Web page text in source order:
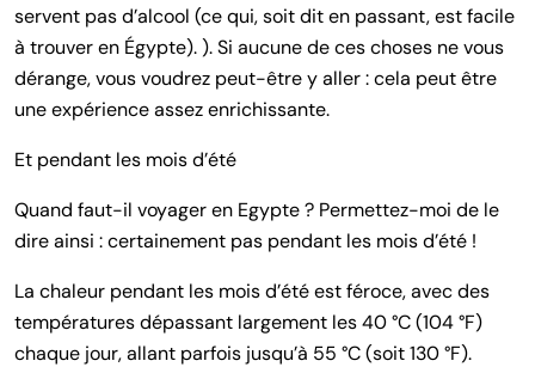
servent pas d’alcool (ce qui, soit dit en passant, est facile
à trouver en Égypte). ). Si aucune de ces choses ne vous
dérange, vous voudrez peut-être y aller : cela peut être
une expérience assez enrichissante.
Et pendant les mois d’été
Quand faut-il voyager en Egypte ? Permettez-moi de le
dire ainsi : certainement pas pendant les mois d’été !
La chaleur pendant les mois d’été est féroce, avec des
températures dépassant largement les 40 °C (104 °F)
chaque jour, allant parfois jusqu’à 55 °C (soit 130 °F).